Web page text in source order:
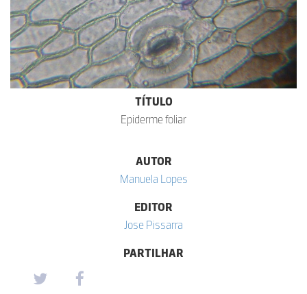
TÍTULO
Epiderme foliar
AUTOR
Manuela Lopes
EDITOR
Jose Pissarra
PARTILHAR